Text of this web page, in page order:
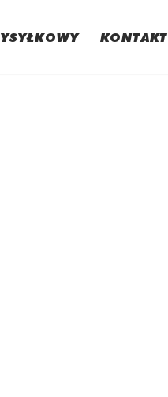
KONTAKT